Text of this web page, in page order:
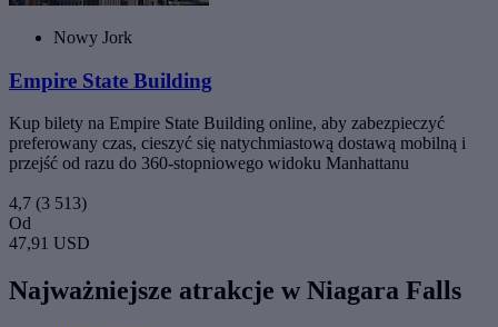
Nowy Jork
Empire State Building
Kup bilety na Empire State Building online, aby zabezpieczyć
preferowany czas, cieszyć się natychmiastową dostawą mobilną i
przejść od razu do 360-stopniowego widoku Manhattanu
4,7 (3 513)
Od
47,91 USD
Najważniejsze atrakcje w Niagara Falls